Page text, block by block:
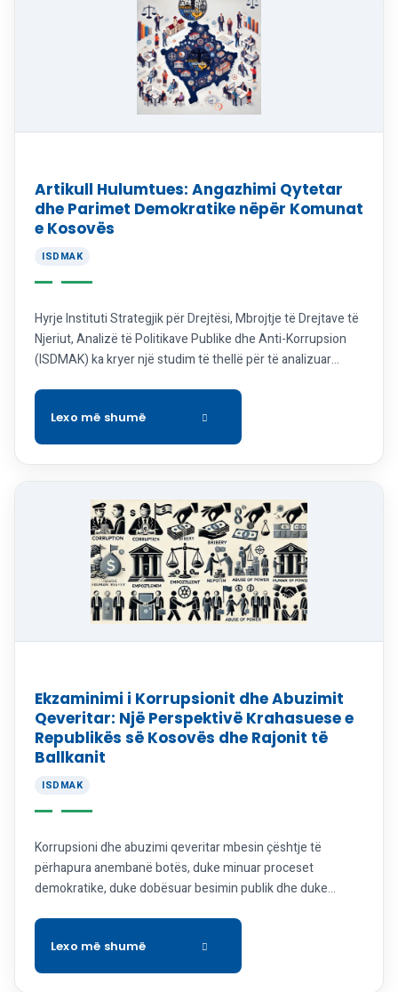
Artikull Hulumtues: Angazhimi Qytetar
dhe Parimet Demokratike nëpër Komunat
e Kosovës
ISDMAK
Hyrje Instituti Strategjik për Drejtësi, Mbrojtje të Drejtave të
Njeriut, Analizë të Politikave Publike dhe Anti-Korrupsion
(ISDMAK) ka kryer një studim të thellë për të analizuar
Kosovës lidhur me të drejtat e njeriut, sundimin e ligjit,
transparencën qeveritare, llogaridhënien dhe parimet
demokratike. Ky studim bazohet në analiza […]
Ekzaminimi i Korrupsionit dhe Abuzimit
Qeveritar: Një Perspektivë Krahasuese e
Republikës së Kosovës dhe Rajonit të
Ballkanit
ISDMAK
Korrupsioni dhe abuzimi qeveritar mbesin çështje të
përhapura anembanë botës, duke minuar proceset
demokratike, duke dobësuar besimin publik dhe duke
ndonëse ka bërë hapa të rëndësishëm në transparencë, të
drejtat e njeriut dhe sundimin e ligjit, ende përballet me
sfida të mëdha në luftën kundër korrupsionit. Ky hulumtim,